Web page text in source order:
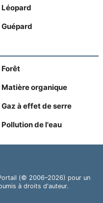
Léopard
Guépard
Forêt
Matière organique
Gaz à effet de serre
Pollution de l'eau
(© 2006–2026) pour un
à droits d'auteur.